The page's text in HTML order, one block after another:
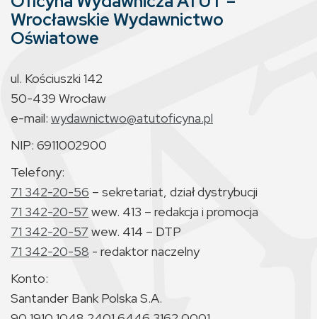
Wrocławskie Wydawnictwo
Oświatowe
ul. Kościuszki 142
50-439 Wrocław
e-mail: wydawnictwo@atutoficyna.pl
NIP: 6911002900
Telefony:
71 342-20-56 – sekretariat, dział dystrybucji
71 342-20-57 wew. 413 – redakcja i promocja
71 342-20-57 wew. 414 – DTP
71 342-20-58 - redaktor naczelny
Konto:
Santander Bank Polska S.A.